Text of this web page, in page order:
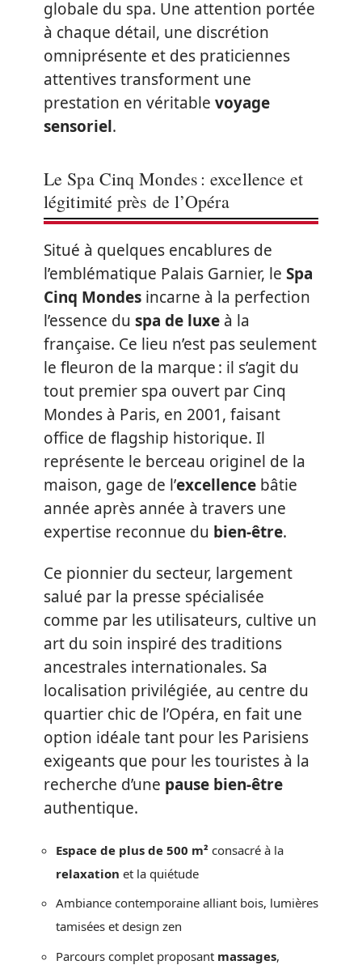
globale du spa. Une attention portée
à chaque détail, une discrétion
omniprésente et des praticiennes
attentives transforment une
prestation en véritable voyage
sensoriel.
Le Spa Cinq Mondes : excellence et
légitimité près de l’Opéra
Situé à quelques encablures de
l’emblématique Palais Garnier, le Spa
Cinq Mondes incarne à la perfection
l’essence du spa de luxe à la
française. Ce lieu n’est pas seulement
le fleuron de la marque : il s’agit du
tout premier spa ouvert par Cinq
Mondes à Paris, en 2001, faisant
office de flagship historique. Il
représente le berceau originel de la
maison, gage de l’excellence bâtie
année après année à travers une
expertise reconnue du bien-être.
Ce pionnier du secteur, largement
salué par la presse spécialisée
comme par les utilisateurs, cultive un
art du soin inspiré des traditions
ancestrales internationales. Sa
localisation privilégiée, au centre du
quartier chic de l’Opéra, en fait une
option idéale tant pour les Parisiens
exigeants que pour les touristes à la
recherche d’une pause bien-être
authentique.
Espace de plus de 500 m² consacré à la
relaxation et la quiétude
Ambiance contemporaine alliant bois, lumières
tamisées et design zen
Parcours complet proposant massages,